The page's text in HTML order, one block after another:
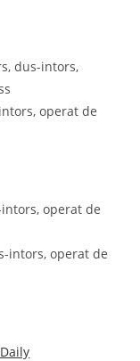
dus-intors,
operat de
operat de
intors, operat de